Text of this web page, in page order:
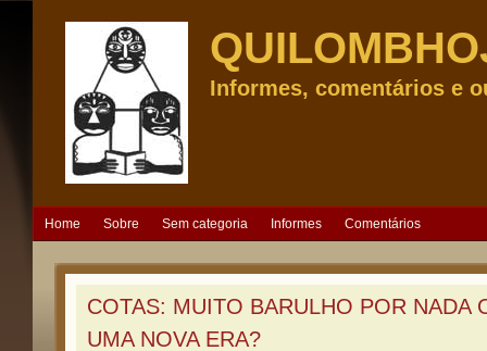
Informes, comentários e
Home Sobre Sem categoria Informes Comentários
COTAS: MUITO BARULHO POR NADA
UMA NOVA ERA?